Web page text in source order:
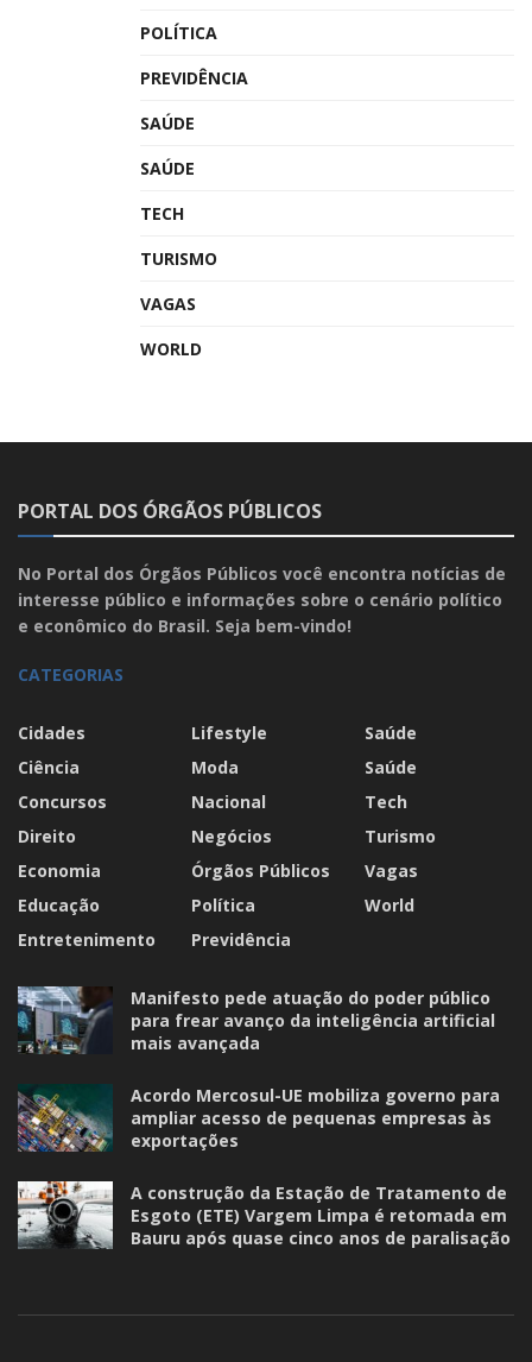
POLÍTICA
PREVIDÊNCIA
SAÚDE
SAÚDE
TECH
TURISMO
VAGAS
WORLD
PORTAL DOS ÓRGÃOS PÚBLICOS
No Portal dos Órgãos Públicos você encontra notícias de
interesse público e informações sobre o cenário político
e econômico do Brasil. Seja bem-vindo!
CATEGORIAS
Cidades
Ciência
Concursos
Direito
Economia
Educação
Entretenimento
Lifestyle
Moda
Nacional
Negócios
Órgãos Públicos
Política
Previdência
Saúde
Saúde
Tech
Turismo
Vagas
World
Manifesto pede atuação do poder público
para frear avanço da inteligência artificial
mais avançada
Acordo Mercosul-UE mobiliza governo para
ampliar acesso de pequenas empresas às
exportações
A construção da Estação de Tratamento de
Esgoto (ETE) Vargem Limpa é retomada em
Bauru após quase cinco anos de paralisação